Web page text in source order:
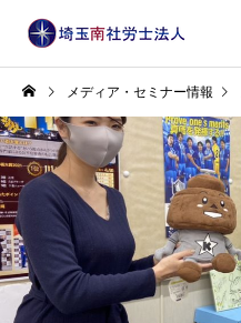
メディア・セミナー情報